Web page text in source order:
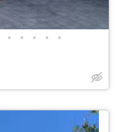
• • • • •